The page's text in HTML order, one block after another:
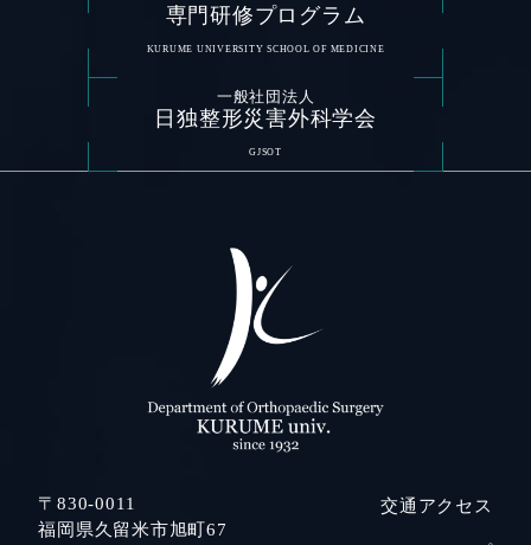
専門研修プログラム
KURUME UNIVERSITY SCHOOL OF MEDICINE
一般社団法人
日独整形災害外科学会
GJSOT
〒830-0011
福岡県久留米市旭町67
交通アクセス